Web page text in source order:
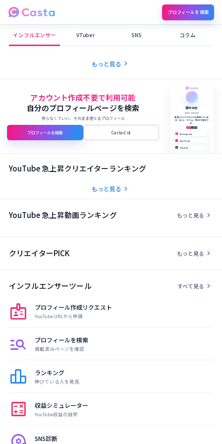
プロフィールを検索
Castaメディア
インフルエンサー VTuber SNS コラム
もっと見る chevron_right
アカウント作成不要で利用可能
自分のプロフィールページを検索
作らなくていい、そのまま使えるプロフィール
プロフィールを検索 Castaとは
田中 結衣
@yui_tanaka
美容とライフスタイルを発信していま
す。コスメ、カフェ、旅行が大好きで
す。
Instagram ›
YouTube ›
TikTok ›
YouTube 急上昇クリエイターランキング
もっと見る chevron_right
YouTube 急上昇動画ランキング もっと見る chevron_right
クリエイターPICK もっと見る chevron_right
インフルエンサーツール すべて見る chevron_right
badge プロフィール作成リクエスト
YouTube URLから申請
manage_search プロフィールを検索
掲載済みページを確認
leaderboard ランキング
伸びている人を発見
calculate 収益シミュレーター
YouTube収益の目安
SNS診断